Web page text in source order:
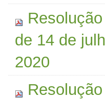
Resolução
de 14 de
2020
Resolução